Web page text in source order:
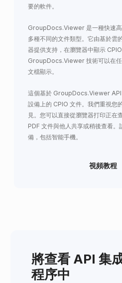
要的軟件。
GroupDocs.Viewer 是一種快速
多種不同的文件類型。它由基於
器提供支持，在瀏覽器中顯示 CPIO
GroupDocs.Viewer 技術可以在任
文檔顯示。
這個基於 GroupDocs.Viewer API
設備上的 CPIO 文件。我們重視您
見。您可以直接從瀏覽器打印正在
PDF 文件與他人共享或稍後查看。
備，包括智能手機。
視頻教程
將查看 API 集
程序中